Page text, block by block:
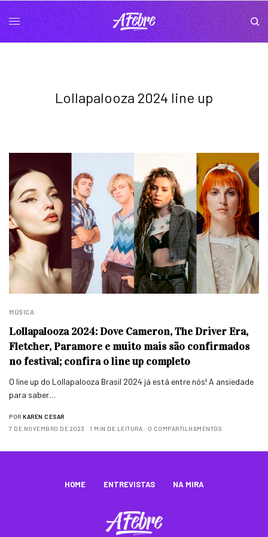
Lollapalooza 2024 line up
MÚSICA
Lollapalooza 2024: Dove Cameron, The Driver Era,
Fletcher, Paramore e muito mais são confirmados
no festival; confira o line up completo
O line up do Lollapalooza Brasil 2024 já está entre nós! A ansiedade
para saber…
POR KAREN CESAR
7 DE NOVEMBRO DE 2023
1 MIN DE LEITURA 0 COMPARTILHAMENTOS
HOME ENTREVISTAS NA MIRA